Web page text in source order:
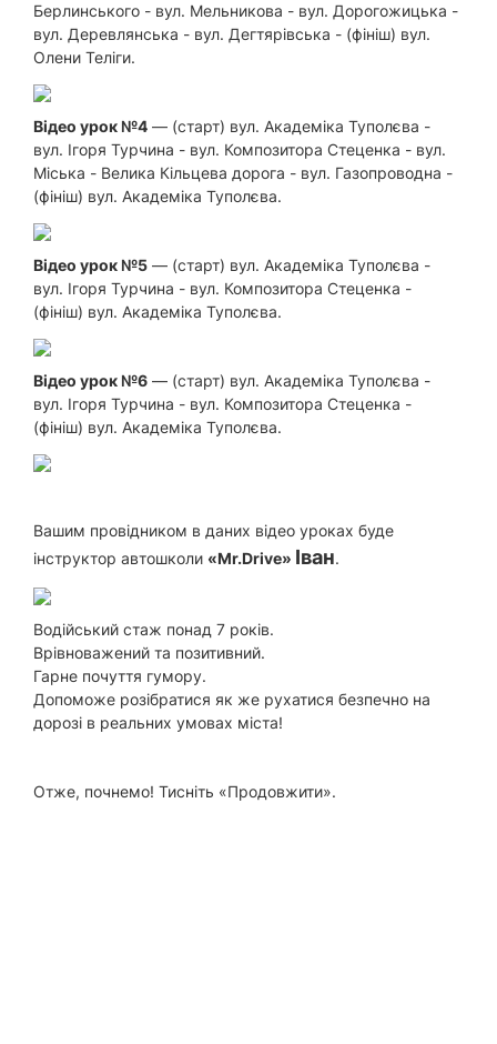
Берлинського - вул. Мельникова - вул. Дорогожицька -
вул. Деревлянська - вул. Дегтярівська - (фініш) вул.
Олени Теліги.
Відео урок №4 — (старт) вул. Академіка Туполєва -
вул. Ігоря Турчина - вул. Композитора Стеценка - вул.
Міська - Велика Кільцева дорога - вул. Газопроводна -
(фініш) вул. Академіка Туполєва.
Відео урок №5 — (старт) вул. Академіка Туполєва -
вул. Ігоря Турчина - вул. Композитора Стеценка -
(фініш) вул. Академіка Туполєва.
Відео урок №6 — (старт) вул. Академіка Туполєва -
вул. Ігоря Турчина - вул. Композитора Стеценка -
(фініш) вул. Академіка Туполєва.
Вашим провідником в даних відео уроках буде
інструктор автошколи «Mr.Drive» Іван.
Водійський стаж понад 7 років.
Врівноважений та позитивний.
Гарне почуття гумору.
Допоможе розібратися як же рухатися безпечно на
дорозі в реальних умовах міста!
Отже, почнемо! Тисніть «Продовжити».